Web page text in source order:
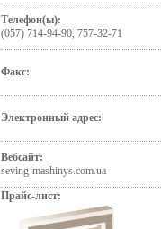
Телефон(ы):
(057) 714-94-90, 757-32-71
Факс:
Электронный адрес:
Вебсайт:
seving-mashinys.com.ua
Прайс-лист: